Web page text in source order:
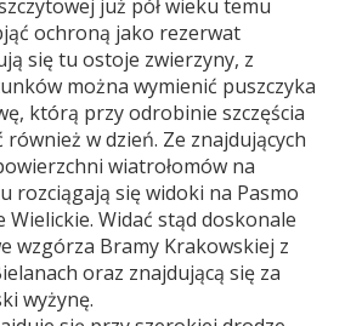
już pół wieku temu
ochroną jako rezerwat
się tu ostoje zwierzyny, z
można wymienić puszczyka
którą przy odrobinie szczęścia
również w dzień. Ze znajdujących
wiatrołomów na
rozciągają się widoki na Pasmo
Wielickie. Widać stąd doskonale
wzgórza Bramy Krakowskiej z
oraz znajdującą się za
wyżynę.